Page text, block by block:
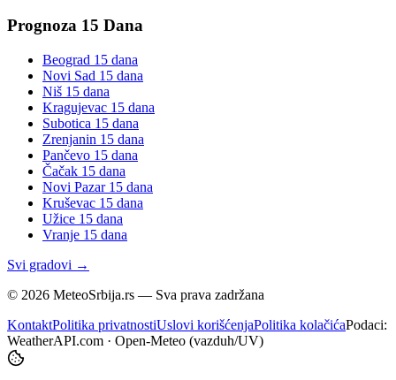
Prognoza 15 Dana
Beograd 15 dana
Novi Sad 15 dana
Niš 15 dana
Kragujevac 15 dana
Subotica 15 dana
Zrenjanin 15 dana
Pančevo 15 dana
Čačak 15 dana
Novi Pazar15 dana
Kruševac 15 dana
Užice 15 dana
Vranje 15 dana
Svi gradovi →
© 2026 MeteoSrbija.rs — Sva prava zadržana
KontaktPolitika privatnostiUslovi korišćenjaPolitika kolačićaPodaci:
WeatherAPI.com · Open-Meteo (vazduh/UV)